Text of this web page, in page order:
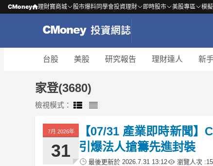
CMoney 理財寶商城 股市爆料同學會投資理財 即時股市 美股專區 模
台股 美股 研究報告 理財達人 新
家登(3680)
檢視模式：
7月 2026年
31
【07/31 產業即時新聞
引爆法人搶籌先進封裝
最後更新於 2026.7.31 13:12 瀏覽人次 :